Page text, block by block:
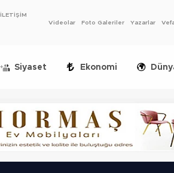
İLETİŞİM
Videolar Foto Galeriler Yazarlar
Siyaset Ekonomi